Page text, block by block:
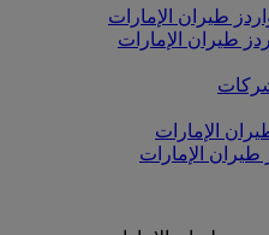
طيران الإمارات
طيران الإمارات
الإمارات
طيران الإمارات